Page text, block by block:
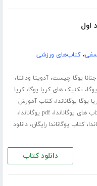
اول
،کتاب‌های ورزشی
جنانا یوگا چیست،آدویتا ودانتا،
، تکنیک های کریا یوگا،کریا
یوگا یوگاناندا،کتاب آموزش
های یوگاناندا،pdf یوگاناندا ،
،کتاب یوگاناندا رایگان،دانلود
دانلود کتاب